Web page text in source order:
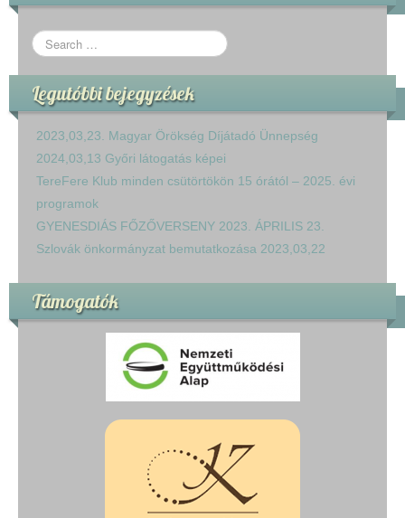
Legutóbbi bejegyzések
2023,03,23. Magyar Örökség Díjátadó Ünnepség
2024,03,13 Győri látogatás képei
TereFere Klub minden csütörtökön 15 órától – 2025. évi
programok
GYENESDIÁS FŐZŐVERSENY 2023. ÁPRILIS 23.
Szlovák önkormányzat bemutatkozása 2023,03,22
Támogatók